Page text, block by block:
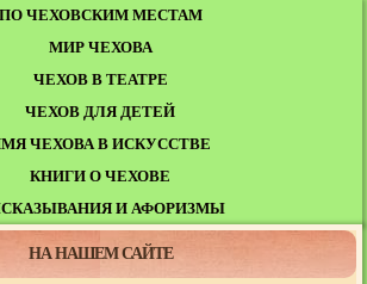
ПО ЧЕХОВСКИМ МЕСТАМ
МИР ЧЕХОВА
ЧЕХОВ В ТЕАТРЕ
ЧЕХОВ ДЛЯ ДЕТЕЙ
ЧЕХОВА В ИСКУССТВЕ
КНИГИ О ЧЕХОВЕ
И АФОРИЗМЫ
НА НАШЕМ САЙТЕ